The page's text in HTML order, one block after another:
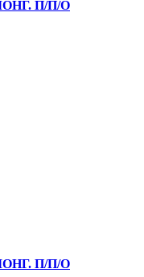
П/П/О
П/П/О